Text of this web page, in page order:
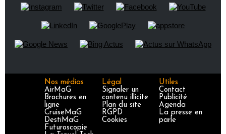
Nos médias
AirMaG
Brochures en
ligne
CruiseMaG
DestiMaG
Futuroscopie
Légal
Signaler un
contenu illicite
Plan du site
RGPD
Cookies
Utiles
Contact
Publicité
Agenda
La presse en
parle